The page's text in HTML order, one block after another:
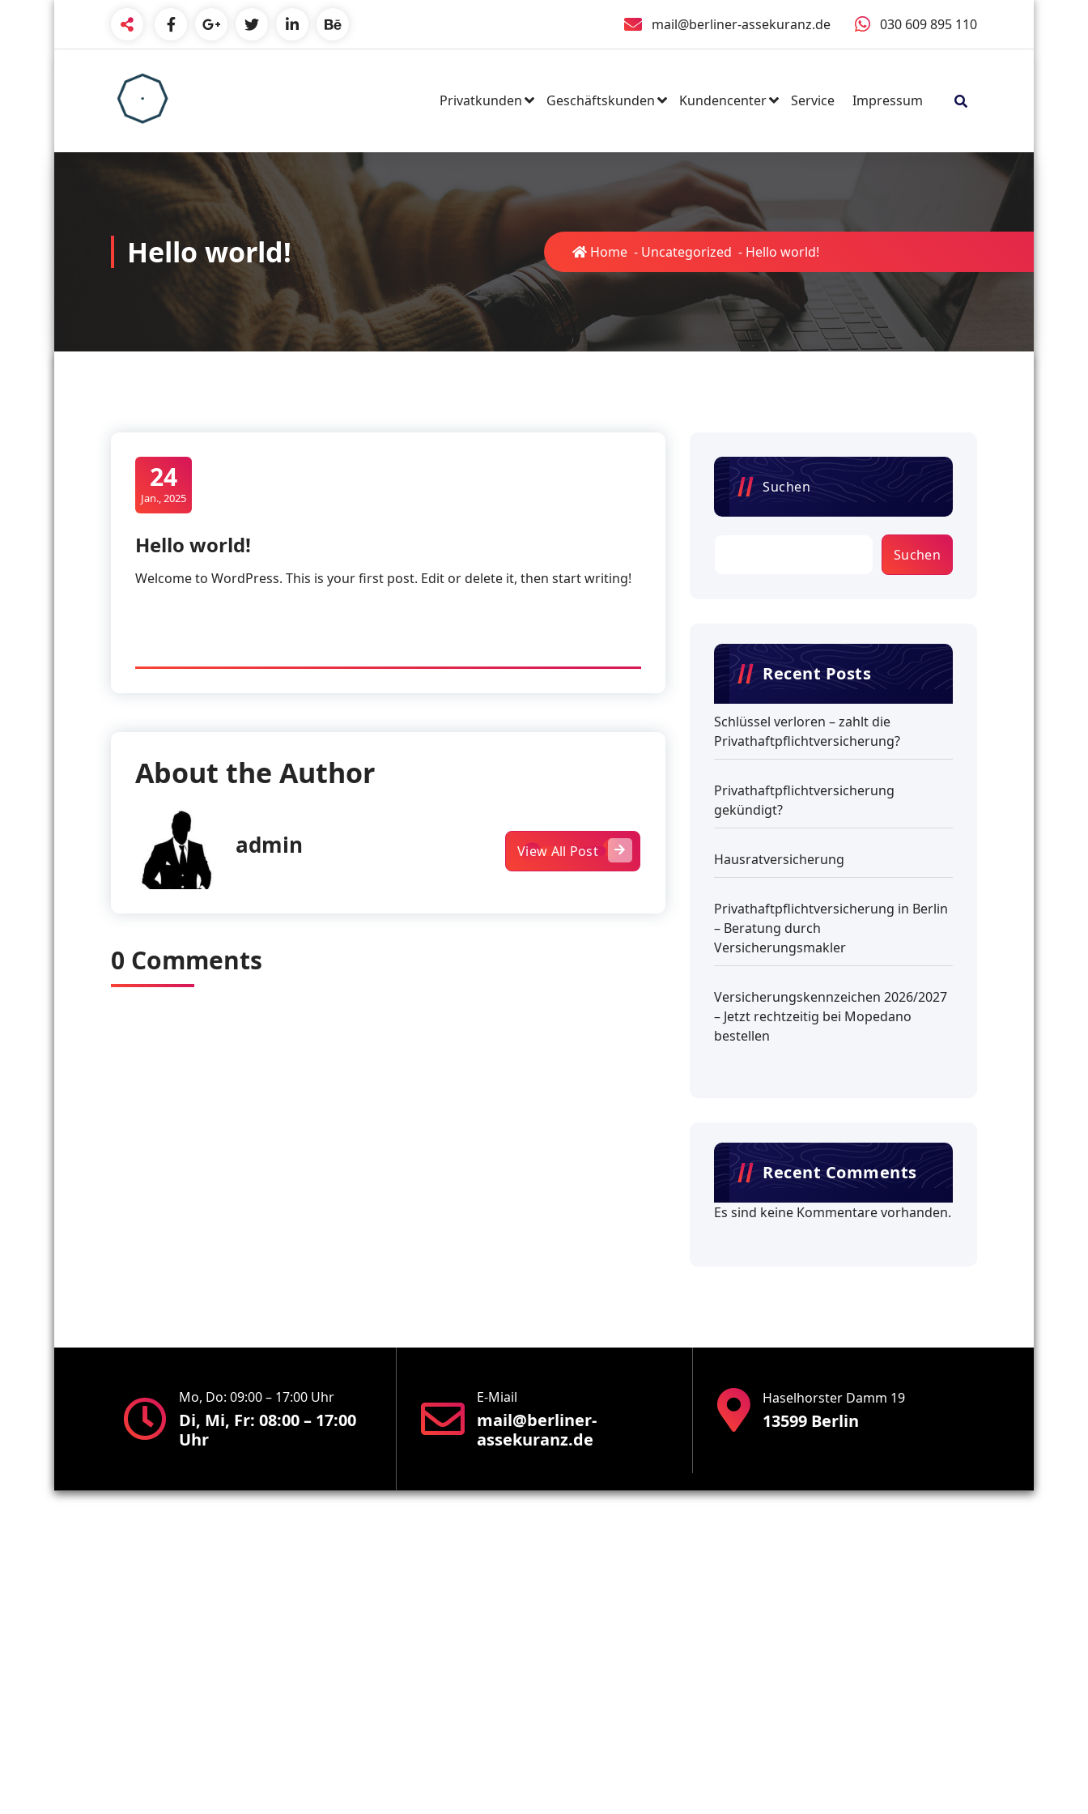
content
mail@berliner-assekuranz.de 030 609 895 110
Privatkunden Geschäftskunden Kundencenter Service Impressum
Hello world! Home - Uncategorized - Hello world!
24
Jan., 2025
Hello world!
Welcome to WordPress. This is your first post. Edit or delete it, then start writing!
About the Author
admin View All Post
0 Comments
Suchen
Suchen
Recent Posts
Schlüssel verloren – zahlt die
Privathaftpflichtversicherung?
Privathaftpflichtversicherung
gekündigt?
Hausratversicherung
Privathaftpflichtversicherung in Berlin
– Beratung durch
Versicherungsmakler
Versicherungskennzeichen 2026/2027
– Jetzt rechtzeitig bei Mopedano
bestellen
Recent Comments
Es sind keine Kommentare vorhanden.
Mo, Do: 09:00 – 17:00 Uhr
Di, Mi, Fr: 08:00 – 17:00
Uhr
E-Miail
mail@berliner-
assekuranz.de
Haselhorster Damm 19
13599 Berlin